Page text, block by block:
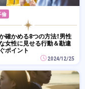
倫
確かめる8つの方法！男性
女性に見せる行動＆勘違
ポイント
2024/12/25